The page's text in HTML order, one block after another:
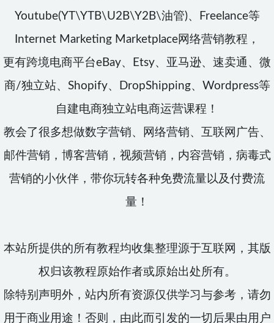
Youtube(YT\YTB\U2B\Y2B\油管)、Freelance等
Internet Marketing Marketplace网络营销教程，
更有跨境电商平台eBay、Etsy、亚马逊、速卖通、微
商/独立站、Shopify、DropShipping、Wordpress等
自建电商独立站电商运营课程！
教会了很多想做数字营销、网络营销、互联网广告、
邮件营销，博客营销，视频营销，内容营销，病毒式
营销的小伙伴，带你玩转各种免费流量以及付费流
量！
本站所提供的所有教程均收集整理源于互联网，其版
权归该教程原始作者或原始出处所有。
除特别声明外，站内所有资源仅供学习与参考，请勿
用于商业用途！否则，由此而引发的一切后果由用户